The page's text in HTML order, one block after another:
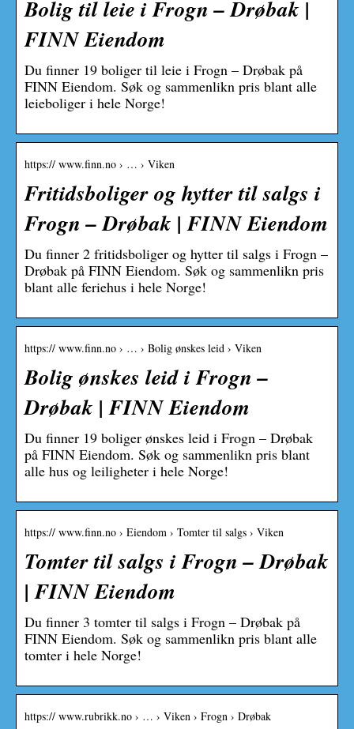
Bolig til leie i Frogn – Drøbak |
FINN Eiendom
Du finner 19 boliger til leie i Frogn – Drøbak på
FINN Eiendom. Søk og sammenlikn pris blant alle
leieboliger i hele Norge!
https:// www.finn.no › … › Viken
Fritidsboliger og hytter til salgs i
Frogn – Drøbak | FINN Eiendom
Du finner 2 fritidsboliger og hytter til salgs i Frogn –
Drøbak på FINN Eiendom. Søk og sammenlikn pris
blant alle feriehus i hele Norge!
https:// www.finn.no › … › Bolig ønskes leid › Viken
Bolig ønskes leid i Frogn –
Drøbak | FINN Eiendom
Du finner 19 boliger ønskes leid i Frogn – Drøbak
på FINN Eiendom. Søk og sammenlikn pris blant
alle hus og leiligheter i hele Norge!
https:// www.finn.no › Eiendom › Tomter til salgs › Viken
Tomter til salgs i Frogn – Drøbak
| FINN Eiendom
Du finner 3 tomter til salgs i Frogn – Drøbak på
FINN Eiendom. Søk og sammenlikn pris blant alle
tomter i hele Norge!
https:// www.rubrikk.no › … › Viken › Frogn › Drøbak